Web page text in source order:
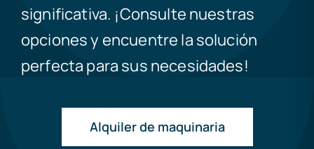
significativa. ¡Consulte nuestras
opciones y encuentre la solución
perfecta para sus necesidades!
Alquiler de maquinaria